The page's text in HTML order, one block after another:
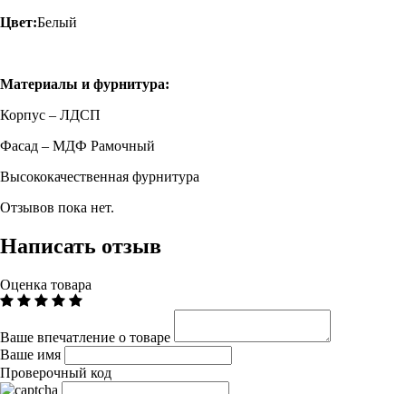
Цвет:Белый
Материалы и фурнитура:
Корпус – ЛДСП
Фасад – МДФ Рамочный
Высококачественная фурнитура
Отзывов пока нет.
Написать отзыв
Оценка товара
Ваше впечатление о товаре
Ваше имя
Проверочный код